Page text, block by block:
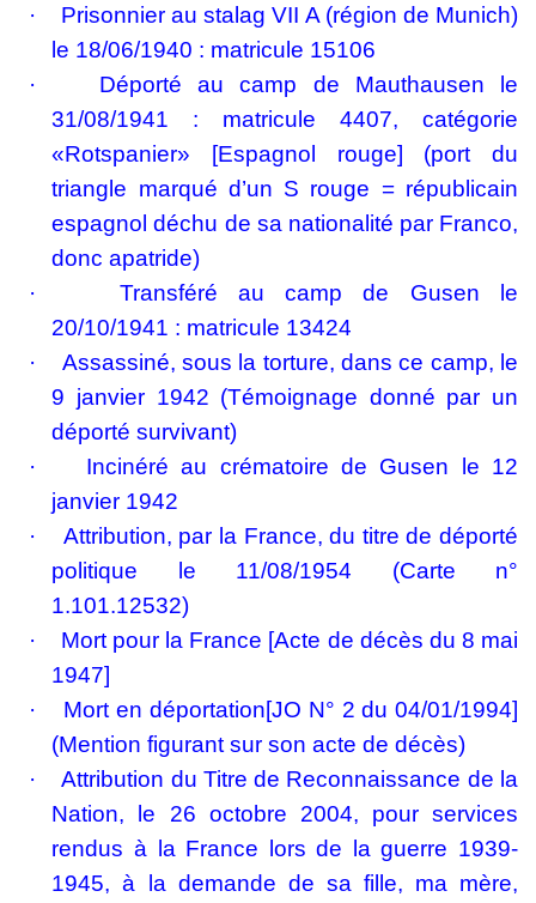
·
Prisonnier au stalag VII A (région de Munich)
le 18/06/1940 : matricule 15106
·
Déporté au camp de Mauthausen le
31/08/1941 : matricule 4407, catégorie
«Rotspanier» [Espagnol rouge] (port du
triangle marqué d’un S rouge = républicain
espagnol déchu de sa nationalité par Franco,
donc apatride)
·
Transféré au camp de Gusen le
20/10/1941 : matricule 13424
·
Assassiné, sous la torture, dans ce camp, le
9 janvier 1942 (Témoignage donné par un
déporté survivant)
·
Incinéré au crématoire de Gusen le 12
janvier 1942
·
Attribution, par la France, du titre de déporté
politique le 11/08/1954 (Carte n°
1.101.12532)
·
Mort pour la France [Acte de décès du 8 mai
1947]
·
Mort en déportation[JO N° 2 du 04/01/1994]
(Mention figurant sur son acte de décès)
·
Attribution du Titre de Reconnaissance de la
Nation, le 26 octobre 2004, pour services
rendus à la France lors de la guerre 1939-
1945, à la demande de sa fille, ma mère,